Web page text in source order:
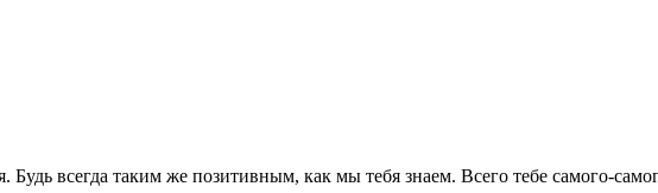
Будь всегда таким же позитивным, как мы тебя знаем. Всего тебе самого-